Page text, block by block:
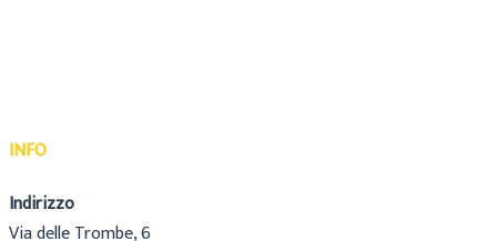
INFO
Indirizzo
Via delle Trombe, 6